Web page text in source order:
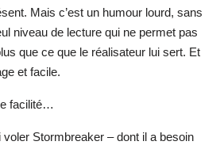
Mais c’est un humour lourd, sans
niveau de lecture qui ne permet pas
que ce que le réalisateur lui sert. Et
et facile.
facilité…
voler Stormbreaker – dont il a besoin